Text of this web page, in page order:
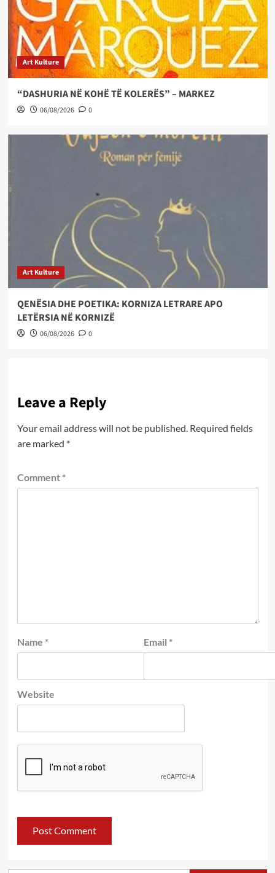
Art Kulture
“DASHURIA NË KOHË TË KOLERËS” – MARKEZ
06/08/2026 0
Art Kulture
QENËSIA DHE POETIKA: KORNIZA LETRARE APO
LETËRSIA NË KORNIZË
06/08/2026 0
Leave a Reply
Your email address will not be published. Required fields
are marked *
Comment *
Name * Email *
Website